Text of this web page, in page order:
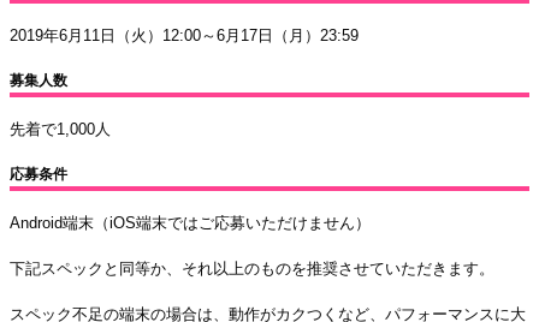
2019年6月11日（火）12:00～6月17日（月）23:59
募集人数
先着で1,000人
応募条件
Android端末（iOS端末ではご応募いただけません）
下記スペックと同等か、それ以上のものを推奨させていただきます。
スペック不足の端末の場合は、動作がカクつくなど、パフォーマンスに大